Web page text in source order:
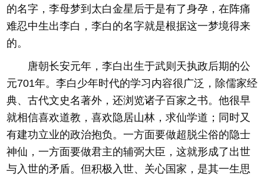
的名字，李母梦到太白金星后于是有了身孕，在阵痛
难忍中生出李白，李白的名字就是根据这一梦境得来
的。
唐朝长安元年，李白出生于武则天执政后期的公
元701年。李白少年时代的学习内容很广泛，除儒家经
典、古代文史名著外，还浏览诸子百家之书。他很早
就相信喜欢道教，喜欢隐居山林，求仙学道；同时又
有建功立业的政治抱负。一方面要做超脱尘俗的隐士
神仙，一方面要做君主的辅弼大臣，这就形成了出世
与入世的矛盾。但积极入世、关心国家，是其一生思